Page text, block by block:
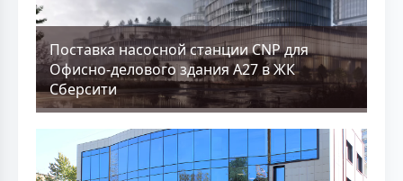
Поставка насосной станции CNP для
Офисно-делового здания А27 в ЖК
Сберсити